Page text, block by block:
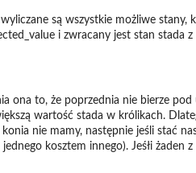
są wszystkie możliwe
i zwracany jest stan stada
ona to, że poprzednia nie bierze
wartość stada w królikach.
nie mamy, następnie jeśli stać
kosztem innego). Jeśłi